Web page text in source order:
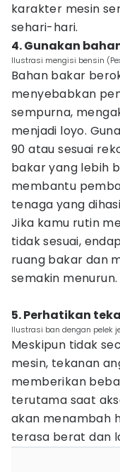
karakter mesin
sehari-hari.
4. Gunakan
Ilustrasi mengisi bensin
Bahan bakar
menyebabkan
sempurna,
menjadi loyo.
90 atau sesuai
bakar yang lebih
membantu
tenaga yang
Jika kamu rutin
tidak sesuai,
ruang bakar dan
semakin menurun.
5. Perhatikan
Ilustrasi ban dengan pelek
Meskipun tidak
mesin, tekanan
memberikan
terutama saat
akan menambah
terasa berat dan